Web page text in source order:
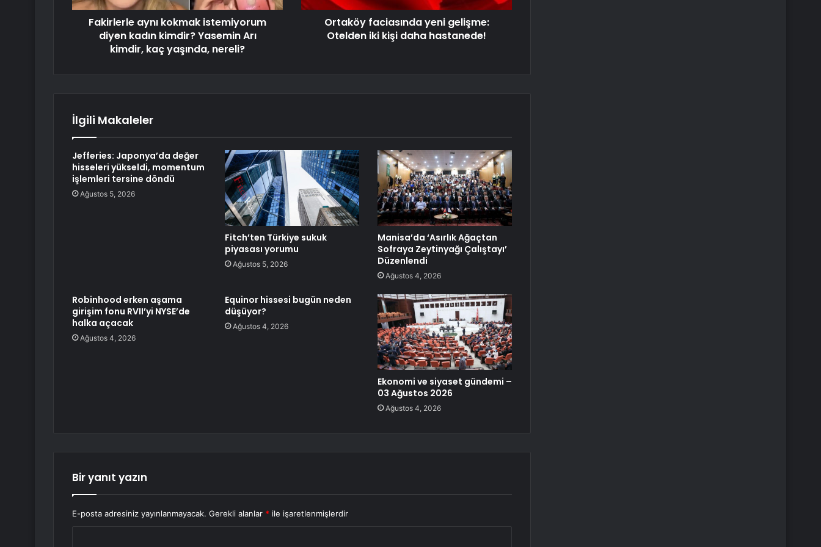
Fakirlerle aynı kokmak istemiyorum
diyen kadın kimdir? Yasemin Arı
kimdir, kaç yaşında, nereli?
Ortaköy faciasında yeni gelişme:
Otelden iki kişi daha hastanede!
İlgili Makaleler
Jefferies: Japonya’da değer
hisseleri yükseldi, momentum
işlemleri tersine döndü
Ağustos 5, 2026
Fitch’ten Türkiye sukuk
piyasası yorumu
Ağustos 5, 2026
Manisa’da ‘Asırlık Ağaçtan
Sofraya Zeytinyağı Çalıştayı’
Düzenlendi
Ağustos 4, 2026
Robinhood erken aşama
girişim fonu RVII’yi NYSE’de
halka açacak
Ağustos 4, 2026
Equinor hissesi bugün neden
düşüyor?
Ağustos 4, 2026
Ekonomi ve siyaset gündemi –
03 Ağustos 2026
Ağustos 4, 2026
Bir yanıt yazın
E-posta adresiniz yayınlanmayacak. Gerekli alanlar * ile işaretlenmişlerdir